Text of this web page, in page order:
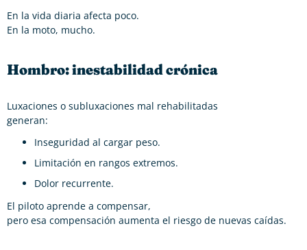
En la vida diaria afecta poco.
En la moto, mucho.
Hombro: inestabilidad crónica
Luxaciones o subluxaciones mal rehabilitadas
generan:
Inseguridad al cargar peso.
Limitación en rangos extremos.
Dolor recurrente.
El piloto aprende a compensar,
pero esa compensación aumenta el riesgo de nuevas caídas.